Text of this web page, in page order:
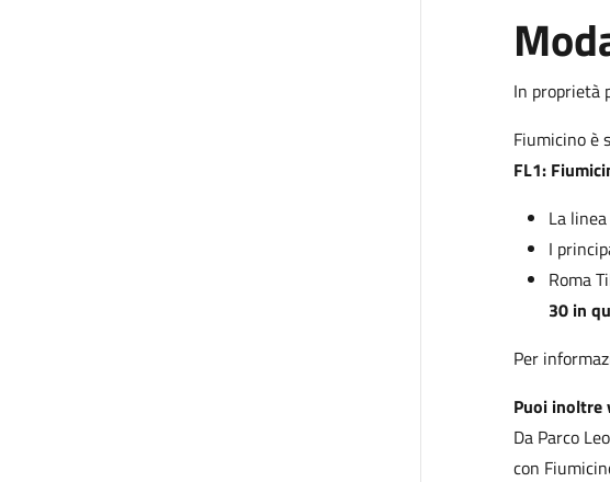
In proprietà
Fiumicino è
FL1:
La
I
Roma
30 in
Per
Puoi inoltre
Da Parco
con